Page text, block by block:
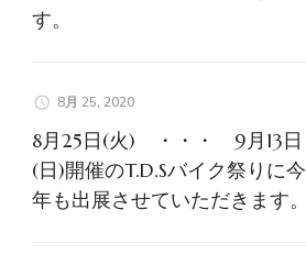
す。
8月 25, 2020
8月25日(火) ・・・ 9月13日
(日)開催のT.D.Sバイク祭りに今
年も出展させていただきます。